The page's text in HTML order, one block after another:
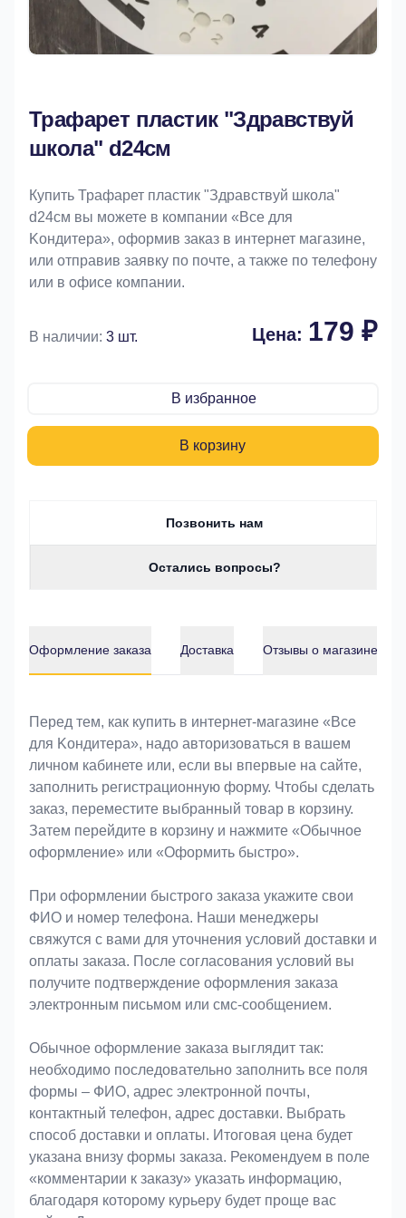
Трафарет пластик "Здравствуй
школа" d24см
Купить Трафарет пластик "Здравствуй школа"
d24см вы можете в компании «Bce для
Koндитeрa», оформив заказ в интернет магазине,
или отправив заявку по почте, а также по телефону
или в офисе компании.
В наличии: 3 шт. Цена: 179 ₽
В избранное
В корзину
Позвонить нам
Остались вопросы?
Оформление заказа Доставка Отзывы о магазине
Оформление заказа
Перед тем, как купить в интернет-магазине «Bce
для Koндитeрa», надо авторизоваться в вашем
личном кабинете или, если вы впервые на сайте,
заполнить регистрационную форму. Чтобы сделать
заказ, переместите выбранный товар в корзину.
Затем перейдите в корзину и нажмите «Обычное
оформление» или «Оформить быстро».
При оформлении быстрого заказа укажите свои
ФИО и номер телефона. Наши менеджеры
свяжутся с вами для уточнения условий доставки и
оплаты заказа. После согласования условий вы
получите подтверждение оформления заказа
электронным письмом или смс-сообщением.
Обычное оформление заказа выглядит так:
необходимо последовательно заполнить все поля
формы – ФИО, адрес электронной почты,
контактный телефон, адрес доставки. Выбрать
способ доставки и оплаты. Итоговая цена будет
указана внизу формы заказа. Рекомендуем в поле
«комментарии к заказу» указать информацию,
благодаря которому курьеру будет проще вас